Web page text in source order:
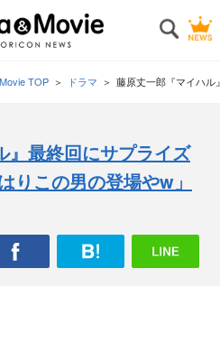
TOP ドラマ 藤原丈一郎『マイハル
』最終回にサプライズ
りこの男の登場やw」